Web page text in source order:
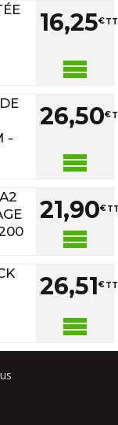
16,25€
-
26,50€
21,90€
26,51€